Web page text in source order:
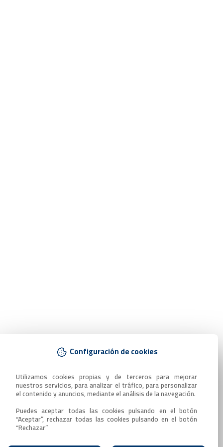
Configuración de cookies
Utilizamos cookies propias y de terceros para mejorar
nuestros servicios, para analizar el tráfico, para personalizar
el contenido y anuncios, mediante el análisis de la navegación.
Puedes aceptar todas las cookies pulsando en el botón
“Aceptar”, rechazar todas las cookies pulsando en el botón
“Rechazar”